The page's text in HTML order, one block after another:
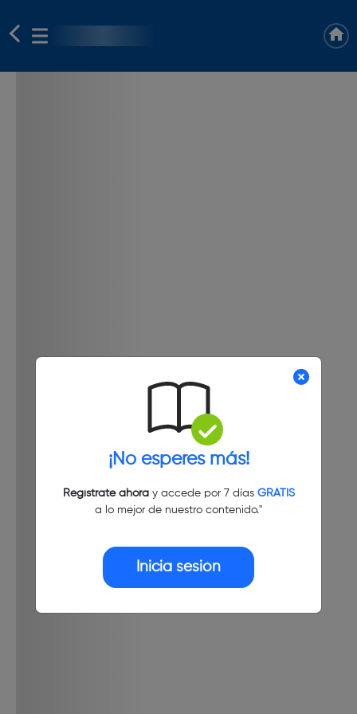
¡No esperes más!
Regístrate ahoray accede por 7 días GRATIS
a lo mejor de nuestro contenido."
Inicia sesión